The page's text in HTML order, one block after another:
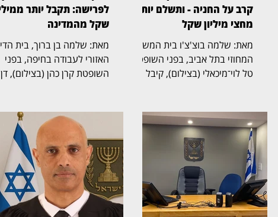
קרב על החניה - ותשלם יותר
מחצי מיליון שקל
מאת: שלמה בוצ'צ'ו בית המשפט
המחוזי בתל אביב, בפני השופטת
טל לוי־מיכאלי (בצילום), קיבל
הדין נקבע כי החניה שבמחלוקת
שייכת לבעלי הדירה שתבעו,
ובעלת דירה אחרת בבניין חויבה
בהוצאות חריגות בסכום כולל של
525 אלף שקל. דן ואילנה
בודובסקי רכשו דירה בבניין ברחוב
ביאליק 22 ברמת השרון, שלה
לפרישה: תקבל יותר
שקל מהמדינה
מאת: שלמה בן ברוך, בית
האזורי לעבודה בחיפה, בפני
השופטת קרן כהן (בצילום), דן
התפקידים הבכירים
המדינה, ובמחלוקת על תנאי
הפרישה, השכר והזכויות
הפנסיוניות עם סיום כהונתה.
ההליך הסתיים בהסכמות בין
הצדדים, שקיבלו תוקף של
החלטה. איילה פיילס־שרון,